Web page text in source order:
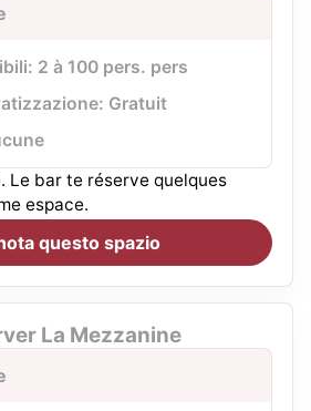
2 à 100 pers. pers
Gratuit
Le bar te réserve quelques
espace.
questo spazio
La Mezzanine